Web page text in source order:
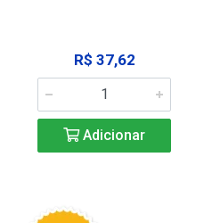
R$ 37,62
Adicionar